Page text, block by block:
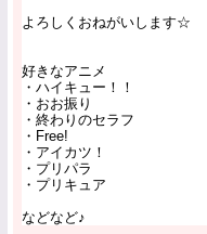
よろしくおねがいします☆
好きなアニメ
・ハイキュー！！
・おお振り
・終わりのセラフ
・Free!
・アイカツ！
・プリパラ
・プリキュア
などなど♪